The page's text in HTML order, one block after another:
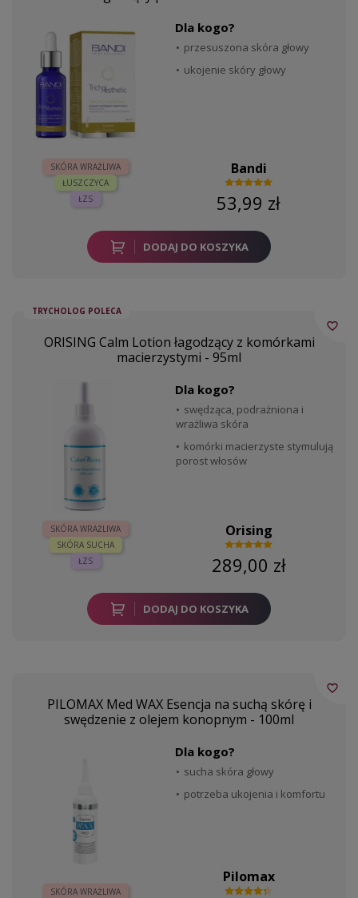
SKÓRA WRAŻLIWA
ŁUSZCZYCA
ŁZS
Dla kogo?
przesuszona skóra głowy
ukojenie skóry głowy
Bandi
53,99 zł
DODAJ DO KOSZYKA
TRYCHOLOG POLECA
ORISING Calm Lotion łagodzący z komórkami
macierzystymi - 95ml
SKÓRA WRAŻLIWA
SKÓRA SUCHA
ŁZS
Dla kogo?
swędząca, podrażniona i
wrażliwa skóra
komórki macierzyste stymulują
porost włosów
Orising
289,00 zł
DODAJ DO KOSZYKA
favorite_border
PILOMAX Med WAX Esencja na suchą skórę i
swędzenie z olejem konopnym - 100ml
SKÓRA WRAŻLIWA
Dla kogo?
sucha skóra głowy
potrzeba ukojenia i komfortu
Pilomax
favorite_border